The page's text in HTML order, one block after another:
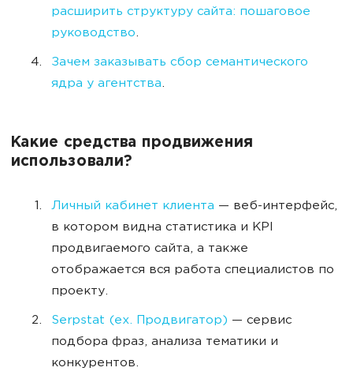
расширить структуру сайта: пошаговое
руководство.
Зачем заказывать сбор семантического
ядра у агентства.
Какие средства продвижения
использовали?
Личный кабинет клиента — веб-интерфейс,
в котором видна статистика и KPI
продвигаемого сайта, а также
отображается вся работа специалистов по
проекту.
Serpstat (ex. Продвигатор) — сервис
подбора фраз, анализа тематики и
конкурентов.